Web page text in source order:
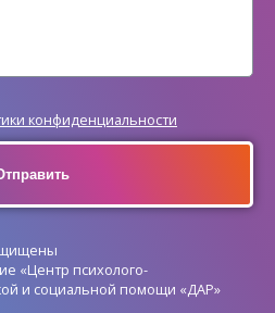
конфиденциальности
«Центр психолого-
и социальной помощи «ДАР»